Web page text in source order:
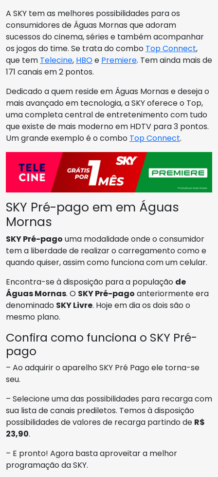
A SKY tem as melhores possibilidades para os
consumidores de Águas Mornas que adoram
sucessos do cinema, séries e também acompanhar
os jogos do time. Se trata do combo Top Connect,
que tem Telecine, HBOe Premiere. Tem ainda mais de
171 canais em 2 pontos.
Dedicado a quem reside em Águas Mornas e deseja o
mais avançado em tecnologia, a SKY oferece o Top,
uma completa central de entretenimento com tudo
que existe de mais moderno em HDTV para 3 pontos.
Um grande exemplo é o combo Top Connect.
SKY Pré-pago em em Águas
Mornas
SKY Pré-pago uma modalidade onde o consumidor
tem a liberdade de realizar o carregamento como e
quando quiser, assim como funciona com um celular.
Encontra-se à disposição para a população de
Águas Mornas. O SKY Pré-pago anteriormente era
denominado SKY Livre. Hoje em dia os dois são o
mesmo plano.
Confira como funciona o SKY Pré-
pago
– Ao adquirir o aparelho SKY Pré Pago ele torna-se
seu.
– Selecione uma das possibilidades para recarga com
sua lista de canais prediletos. Temos à disposição
possibilidades de valores de recarga partindo de R$
23,90.
– E pronto! Agora basta aproveitar a melhor
programação da SKY.